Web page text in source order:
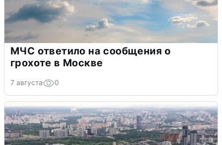
МЧС ответило на сообщения о
грохоте в Москве
7 августа 0